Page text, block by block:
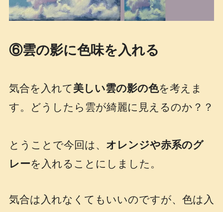
⑥雲の影に色味を入れる
気合を入れて美しい雲の影の色を考えま
す。どうしたら雲が綺麗に見えるのか？？
とうことで今回は、 オレンジや赤系のグ
レーを入れることにしました。
気合は入れなくてもいいのですが、色は入